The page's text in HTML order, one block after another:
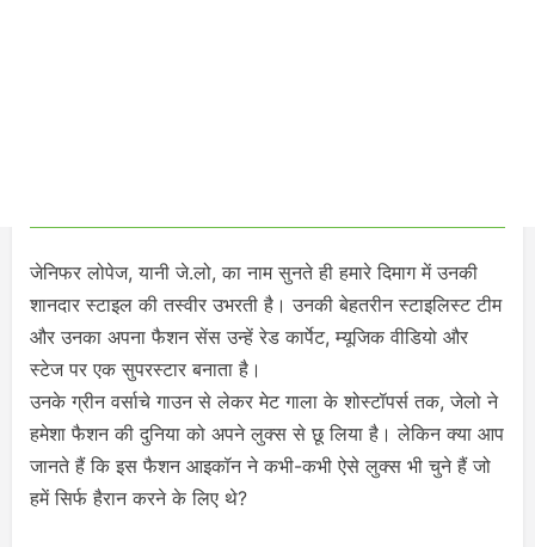
जेनिफर लोपेज, यानी जे.लो, का नाम सुनते ही हमारे दिमाग में उनकी
शानदार स्टाइल की तस्वीर उभरती है। उनकी बेहतरीन स्टाइलिस्ट टीम
और उनका अपना फैशन सेंस उन्हें रेड कार्पेट, म्यूजिक वीडियो और
स्टेज पर एक सुपरस्टार बनाता है।
उनके ग्रीन वर्साचे गाउन से लेकर मेट गाला के शोस्टॉपर्स तक, जेलो ने
हमेशा फैशन की दुनिया को अपने लुक्स से छू लिया है। लेकिन क्या आप
जानते हैं कि इस फैशन आइकॉन ने कभी-कभी ऐसे लुक्स भी चुने हैं जो
हमें सिर्फ हैरान करने के लिए थे?